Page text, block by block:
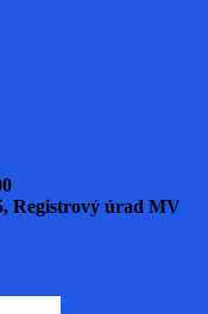
Registrový úrad MV